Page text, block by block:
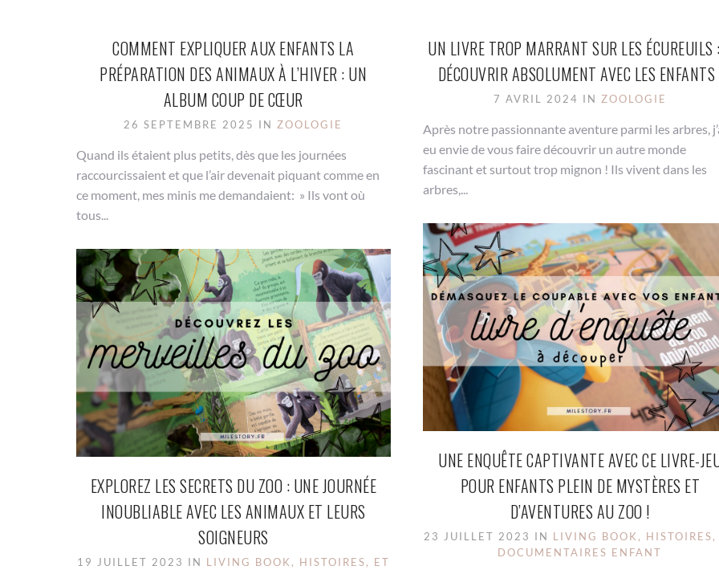
COMMENT EXPLIQUER AUX ENFANTS LA
PRÉPARATION DES ANIMAUX À L’HIVER : UN
ALBUM COUP DE CŒUR
26 SEPTEMBRE 2025 IN ZOOLOGIE
Quand ils étaient plus petits, dès que les journées
raccourcissaient et que l’air devenait piquant comme en
ce moment, mes minis me demandaient: » Ils vont où
tous...
UN LIVRE TROP MARRANT SUR LES ÉCUREUILS
DÉCOUVRIR ABSOLUMENT AVEC LES
7 AVRIL 2024 IN ZOOLOGIE
Après notre passionnante aventure parmi les arbres,
eu envie de vous faire découvrir un autre monde
fascinant et surtout trop mignon ! Ils vivent dans les
arbres,...
UNE ENQUÊTE CAPTIVANTE AVEC CE LIVRE-
POUR ENFANTS PLEIN DE MYSTÈRES ET
D’AVENTURES AU ZOO !
23 JUILLET 2023 IN LIVING BOOK, HISTOIRES,
DOCUMENTAIRES ENFANT
EXPLOREZ LES SECRETS DU ZOO : UNE JOURNÉE
INOUBLIABLE AVEC LES ANIMAUX ET LEURS
SOIGNEURS
19 JUILLET 2023 IN LIVING BOOK, HISTOIRES, ET